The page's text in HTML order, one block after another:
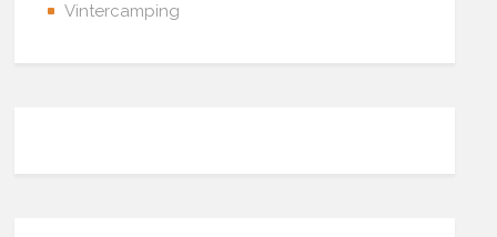
Vintercamping